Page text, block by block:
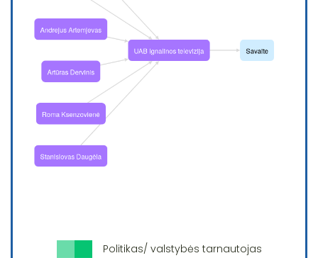
Politikas/ valstybės tarnautojas